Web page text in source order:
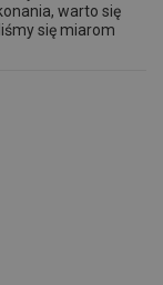
warto się
się miarom